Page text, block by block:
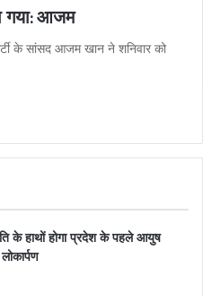
गया: आजम
के सांसद आजम खान ने शनिवार को
के हाथों होगा प्रदेश के पहले आयुष